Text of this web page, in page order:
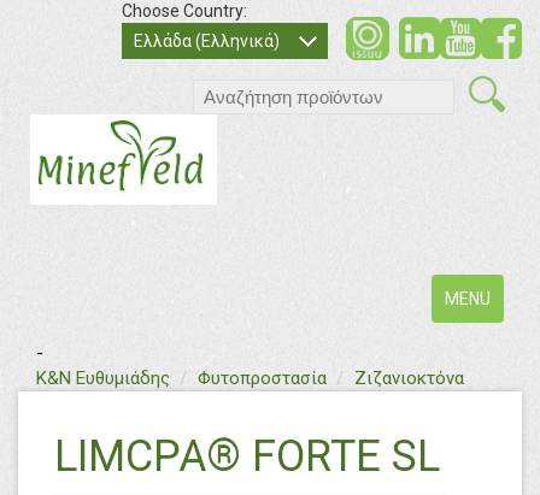
Choose Country:
Ελλάδα (Ελληνικά)
Toggle
navigation
MENU
-
Κ&Ν Ευθυμιάδης textΦυτοπροστασία Ζιζανιοκτόνα
LIMCPA® FORTE SL